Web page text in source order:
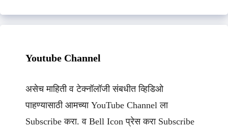
Youtube Channel
असेच माहिती व टेक्नॉलॉजी संबधीत व्हिडिओ
पाहण्यासाठी आमच्या YouTube Channel ला
Subscribe करा. व Bell Icon प्रेस करा Subscribe